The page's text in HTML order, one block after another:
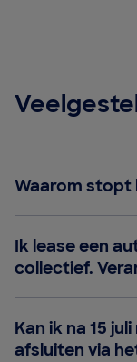
Waarom
Ik lease een
collectief.
Kan ik na 15
afsluiten via